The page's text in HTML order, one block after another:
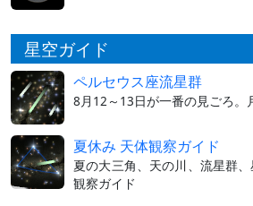
星空ガイド
ペルセウス座流星群
8月12～13日が一番の見ごろ。
夏休み 天体観察ガイド
夏の大三角、天の川、流星群
観察ガイド